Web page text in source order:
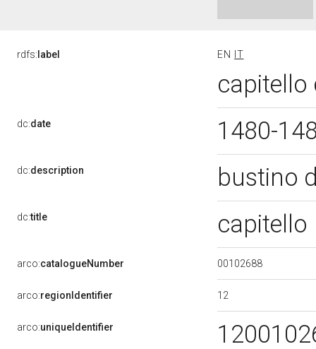
rdfs: label EN IT
capitello
dc:date 1480-
dc:description bustino
dc:title capitello
arco:catalogueNumber 00102688
arco:regionIdentifier 12
arco:uniqueIdentifier